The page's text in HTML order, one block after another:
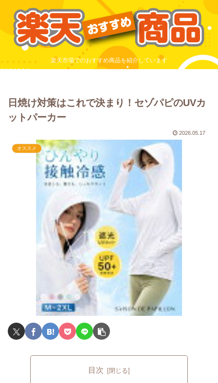
楽天市場でのおすすめ商品を紹介しています
日焼け対策はこれで決まり！セゾパピのUVカ
ットパーカー
2026.05.17
オススメ
目次